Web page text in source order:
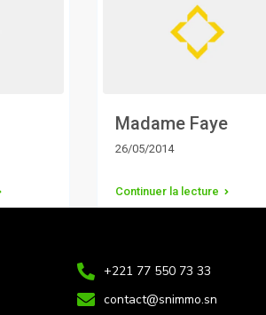
Madame Faye
26/05/2014
Continuer la lecture
+221 77 550 73 33
contact@snimmo.sn